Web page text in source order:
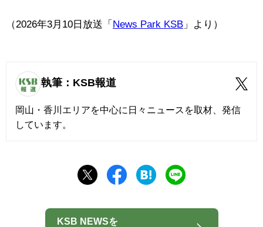
（2026年3月10日放送「 News Park KSB 」より）
執筆：KSB報道
岡山・香川エリアを中心に日々ニュースを取材、発信
しています。
KSB NEWSを